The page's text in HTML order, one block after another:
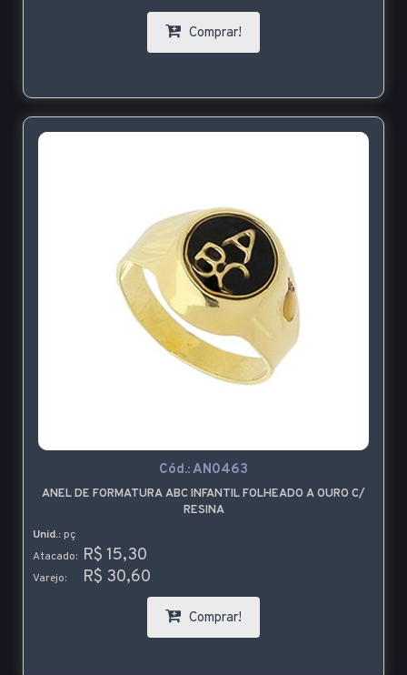
Comprar!
Cód.:AN0463
ANEL DE FORMATURA ABC INFANTIL FOLHEADO A OURO C/
RESINA
Unid.: pç
Atacado: R$ 15,30
Varejo: R$ 30,60
Comprar!